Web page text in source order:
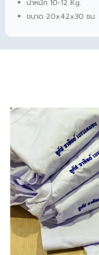
น้ำหนัก 10-12 Kg.
ขนาด 20x42x30 ซม